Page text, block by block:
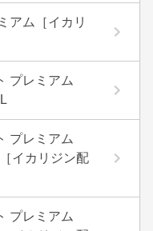
アム［イカリ
プレミアム
プレミアム
イカリジン配
プレミアム